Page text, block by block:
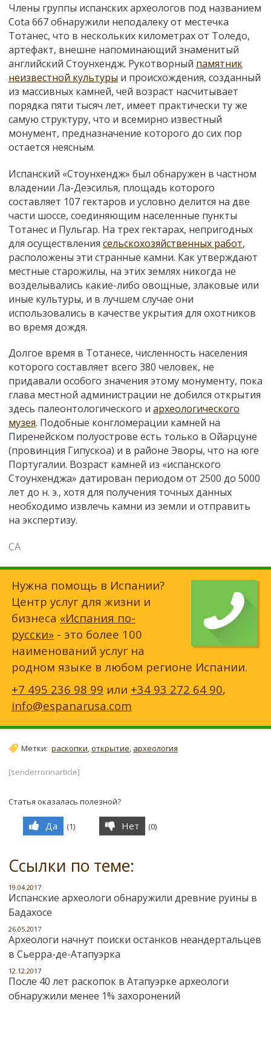
Члены группы испанских археологов под названием
Cota 667 обнаружили неподалеку от местечка
Тотанес, что в нескольких километрах от Толедо,
артефакт, внешне напоминающий знаменитый
английский Стоунхендж. Рукотворный памятник
неизвестной культуры и происхождения, созданный
из массивных камней, чей возраст насчитывает
порядка пяти тысяч лет, имеет практически ту же
самую структуру, что и всемирно известный
монумент, предназначение которого до сих пор
остается неясным.
Испанский «Стоунхендж» был обнаружен в частном
владении Ла-Деэсилья, площадь которого
составляет 107 гектаров и условно делится на две
части шоссе, соединяющим населенные пункты
Тотанес и Пульгар. На трех гектарах, непригодных
для осуществления сельскохозяйственных работ,
расположены эти странные камни. Как утверждают
местные старожилы, на этих землях никогда не
возделывались какие-либо овощные, злаковые или
иные культуры, и в лучшем случае они
использовались в качестве укрытия для охотников
во время дождя.
Долгое время в Тотанесе, численность населения
которого составляет всего 380 человек, не
придавали особого значения этому монументу, пока
глава местной администрации не добился открытия
здесь палеонтологического и археологического
музея. Подобные конгломерации камней на
Пиренейском полуострове есть только в Ойарцуне
(провинция Гипускоа) и в районе Эворы, что на юге
Португалии. Возраст камней из «испанского
Стоунхенджа» датирован периодом от 2500 до 5000
лет до н. э., хотя для получения точных данных
необходимо извлечь камни из земли и отправить
на экспертизу.
СА
Нужна помощь в Испании?
Центр услуг для жизни и
бизнеса «Испания по-
русски» - это более 100
наименований услуг на
родном языке в любом регионе Испании.
+7 495 236 98 99 или +34 93 272 64 90,
info@espanarusa.com
Метки: раскопки,открытие, археология
[senderrorinarticle]
Статья оказалась полезной?
Да (1) Нет (0)
Ссылки по теме:
19.04.2017
Испанские археологи обнаружили древние руины в
Бадахосе
26.05.2017
Археологи начнут поиски останков неандертальцев
в Сьерра-де-Атапуэрка
12.12.2017
После 40 лет раскопок в Атапуэрке археологи
обнаружили менее 1% захоронений